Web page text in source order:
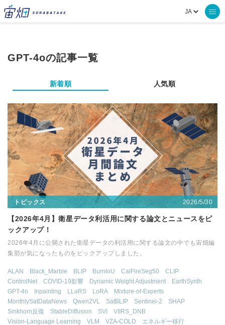
GPT-4oの記事一覧
新着順 人気順
トピックス 2026/5/30
【2026年4月】衛星データ利活用に関する論文とニュースをピ
ックアップ！
2026年4月に公開された衛星データの利活用に関する論文の中でも宙畑編
集部が気になったものをピックアップしました。
ALAN Black_Marble BLIP BurnIoU CalFireSeg50
CLIP
ControlNet
COVID-19影響 Dynamic Weight Adjustment
EarthSynth
GPT-4o
Inpainting LLaRS LoRA
Mixture-of-Experts
MonthlySatDataNews
Qwen2VL SatBLIP Sentinel-2
SHAP
Sinkhorn反復
StableDiffusion SVI
VIIRS_DNB
Vision-Language Learning
VLM VZA-COLD
エネルギー移行